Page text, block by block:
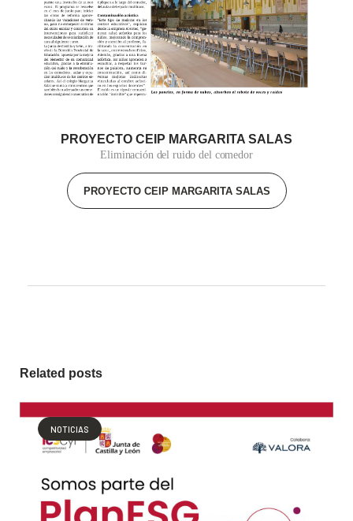
PROYECTO CEIP MARGARITA SALAS
Eliminación del ruido del comedor
PROYECTO CEIP MARGARITA SALAS
Related posts
NOTICIAS